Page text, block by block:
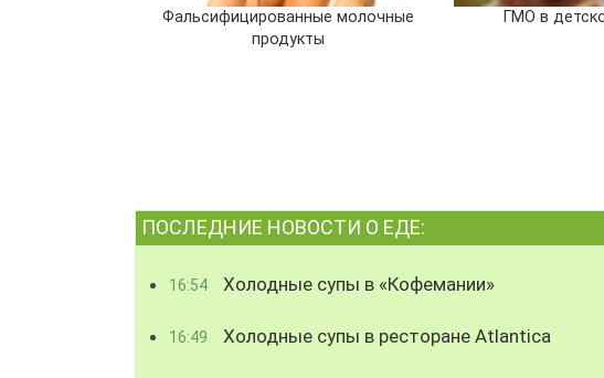
Фальсифицированные молочные
продукты
ГМО в
ПОСЛЕДНИЕ НОВОСТИ О ЕДЕ:
16:54 Холодные супы в «Кофемании»
16:49 Холодные супы в ресторане Atlantica